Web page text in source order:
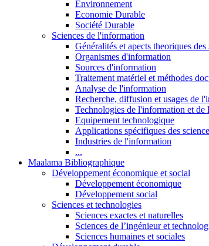
Environnement
Economie Durable
Société Durable
Sciences de l'information
Généralités et apects theoriques
Organismes d'information
Sources d'information
Traitement matériel et méthodes
Analyse de l'information
Recherche, diffusion et usages de
Technologies de l'information et
Equipement technologique
Applications spécifiques des
Industries de l'information
...
Maalama Bibliographique
Développement économique et social
Développement économique
Développement social
Sciences et technologies
Sciences exactes et naturelles
Sciences de l’ingénieur et
Sciences humaines et sociales